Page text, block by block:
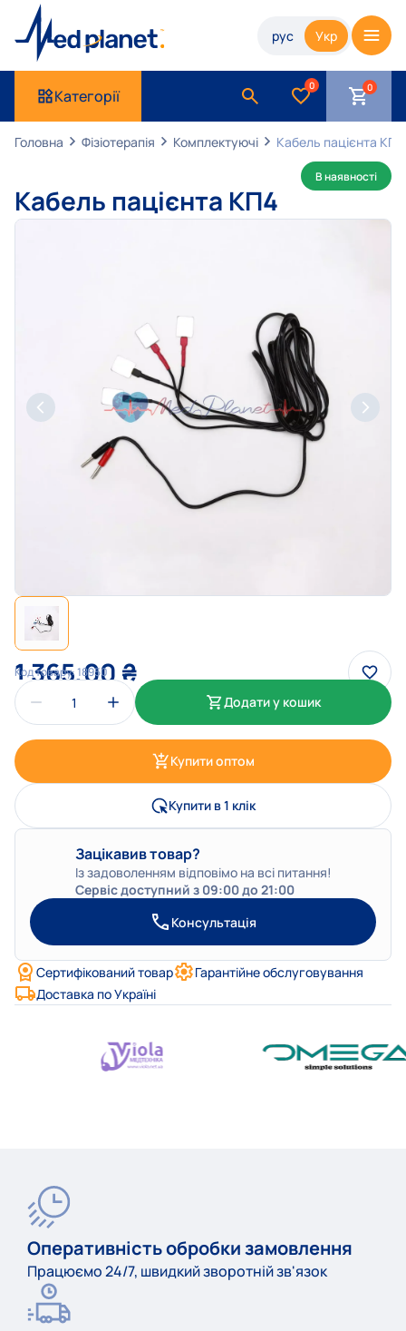
рус Укр
Категорії
0
Головна Фізіотерапія Комплектуючі Кабель пацієнта КП4
В наявності
Кабель пацієнта КП4
1 365,00₴
Код товару:18950
Додати у кошик
Купити оптом
Купити в 1 клік
Зацікавив товар?
Із задоволенням відповімо на всі питання!
Сервіс доступний з 09:00 до 21:00
Консультація
Сертифікований товар
Гарантійне обслуговування
Доставка по Україні
Оперативність обробки замовлення
Працюємо 24/7, швидкий зворотній зв'язок